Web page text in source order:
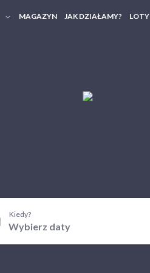
MAGAZYN JAK DZIAŁAMY? LOTY
Kiedy?